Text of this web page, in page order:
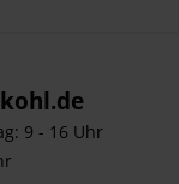
9 - 16 Uhr